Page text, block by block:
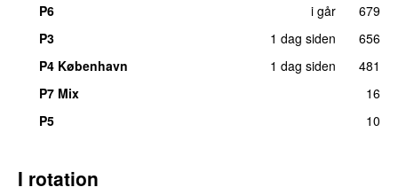
P6 i går
679
P3
1 dag siden
656
P4 København
1 dag siden
481
P7 Mix
16
P5
10
I rotation